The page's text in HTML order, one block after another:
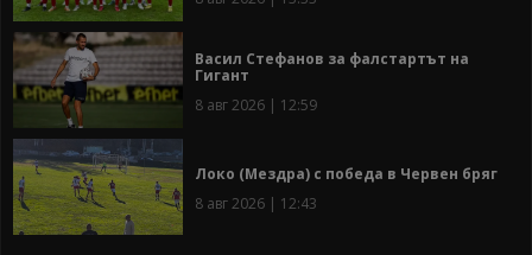
Васил Стефанов за фалстартът на
Гигант
8 авг 2026 | 12:59
Локо (Мездра) с победа в Червен бряг
8 авг 2026 | 12:43